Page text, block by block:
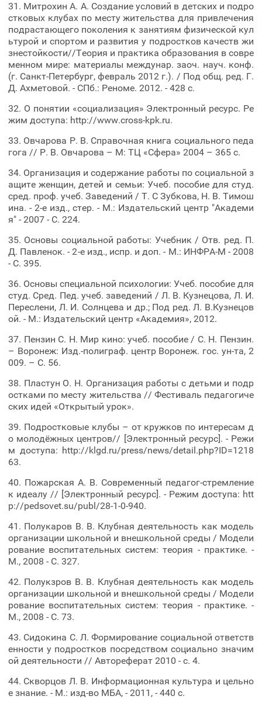
31. Митрохин А. А. Создание условий в детских и подро
стковых клубах по месту жительства для привлечения
подрастающего поколения к занятиям физической кул
ьтурой и спортом и развития у подростков качеств жи
знестойкости//Теория и практика образования в совре
менном мире: материалы междунар. заоч. науч. конф.
(г. Санкт-Петербург, февраль 2012 г.). / Под общ. ред. Г.
Д. Ахметовой. - СПб.: Реноме. 2012. - 428 с.
32. О понятии «социализация» Электронный ресурс. Ре
жим доступа: http://www.cross-kpk.ru.
33. Овчарова Р. В. Справочная книга социального педа
гога // Р. В. Овчарова – М: ТЦ «Сфера» 2004 – 365 с.
34. Организация и содержание работы по социальной з
ащите женщин, детей и семьи: Учеб. пособие для студ.
сред. проф. учеб. Заведений / Т. С Зубкова, Н. В. Тимош
ина. - 2-е изд., стер. - М.: Издательский центр "Академи
я" - 2007 - С. 224.
35. Основы социальной работы: Учебник / Отв. ред. П.
Д. Павленок. - 2-е изд., испр. и доп. - М.: ИНФРА-М - 2008
- С. 395.
36. Основы специальной психологии: Учеб. пособие для
студ. Сред. Пед. учеб. заведений / Л. В. Кузнецова, Л. И.
Переслени, Л. И. Солнцева и др.; Под ред. Л. В.Кузнецов
ой. - М.: Издательский центр «Академия», 2012.
37. Пензин С. Н. Мир кино: учеб. пособие / С. Н. Пензин.
– Воронеж: Изд.-полиграф. центр Воронеж. гос. ун-та, 2
009. – С. 56.
38. Пластун О. Н. Организация работы с детьми и подр
остками по месту жительства // Фестиваль педагогиче
ских идей «Открытый урок».
39. Подростковые клубы – от кружков по интересам д
о молодёжных центров// [Электронный ресурс]. - Режи
м доступа: http://klgd.ru/press/news/detail.php?ID=1218
63.
40. Пожарская А. В. Современный педагог-стремление
к идеалу // [Электронный ресурс]. - Режим доступа: htt
p://pedsovet.su/publ/28-1-0-940.
41. Полукаров В. В. Клубная деятельность как модель
организации школьной и внешкольной среды / Модели
рование воспитательных систем: теория - практике. -
М., 2008 - С. 327.
42. Полукзров В. В. Клубная деятельность как модель
организации школьной и внешкольной среды / Модели
рование воспитательных систем: теория - практике. -
М., 2008 - С. 73.
43. Сидокина С. Л. Формирование социальной ответств
енности у подростков посредством социально значим
ой деятельности // Автореферат 2010 - с. 4.
44. Скворцов Л. В. Информационная культура и цельно
е знание. - М.: изд-во МБА, - 2011, - 440 с.